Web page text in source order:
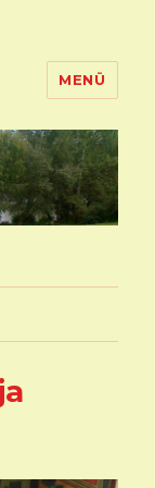
MENÜ